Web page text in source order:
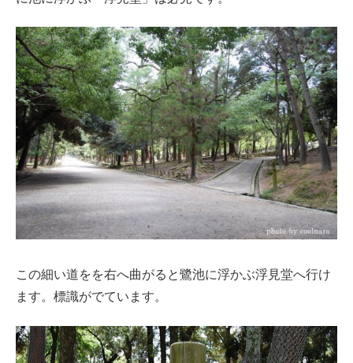
この細い道をを右へ曲がると鷺池に浮かぶ浮見堂へ行け
ます。標識がでています。